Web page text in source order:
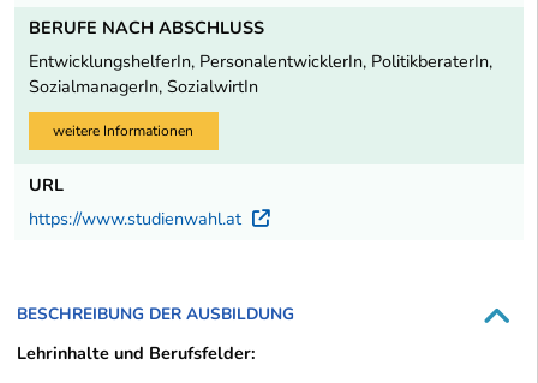
BERUFE NACH ABSCHLUSS
EntwicklungshelferIn, PersonalentwicklerIn, PolitikberaterIn,
SozialmanagerIn, SozialwirtIn
weitere Informationen
URL
https://www.studienwahl.at
Externer Link
BESCHREIBUNG DER AUSBILDUNG
Lehrinhalte und Berufsfelder: